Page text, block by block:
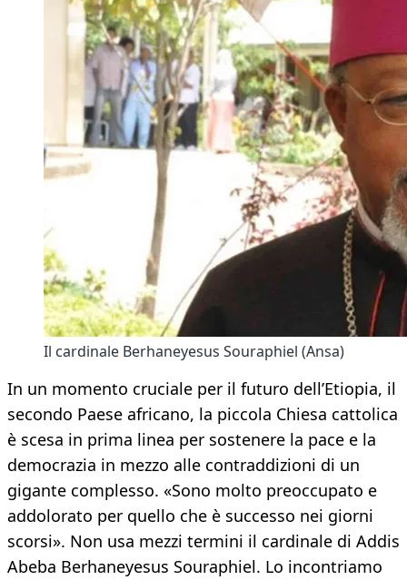
Il cardinale Berhaneyesus Souraphiel (Ansa)
In un momento cruciale per il futuro dell’Etiopia, il
secondo Paese africano, la piccola Chiesa cattolica
è scesa in prima linea per sostenere la pace e la
democrazia in mezzo alle contraddizioni di un
gigante complesso. «Sono molto preoccupato e
addolorato per quello che è successo nei giorni
scorsi». Non usa mezzi termini il cardinale di Addis
Abeba Berhaneyesus Souraphiel. Lo incontriamo